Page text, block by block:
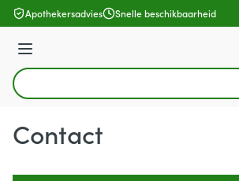
Ga naar de inhoud
Apothekersadvies Snelle beschikbaarheid
Menu
Product, merk, categorie...
Contact